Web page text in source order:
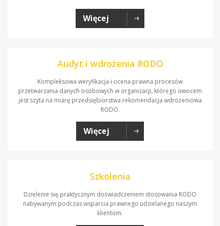
Więcej
Audyt i wdrożenia RODO
Kompleksowa weryfikacja i ocena prawna procesów
przetwarzania danych osobowych w organizacji, którego owocem
jest szyta na miarę przedsiębiorstwa rekomendacja wdrożeniowa
RODO.
Więcej
Szkolenia
Dzielenie się praktycznym doświadczeniem stosowania RODO
nabywanym podczas wsparcia prawnego udzielanego naszym
klientom.